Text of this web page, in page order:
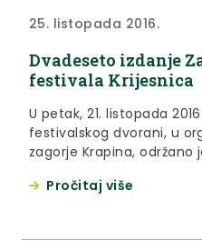
25. listopada 2016.
Dvadeseto izdanje
festivala Krijesnica
U petak, 21. listopada
festivalskog dvorani, u
zagorje Krapina, održano
Pročitaj više